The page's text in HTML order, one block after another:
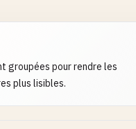
groupées pour rendre les
plus lisibles.